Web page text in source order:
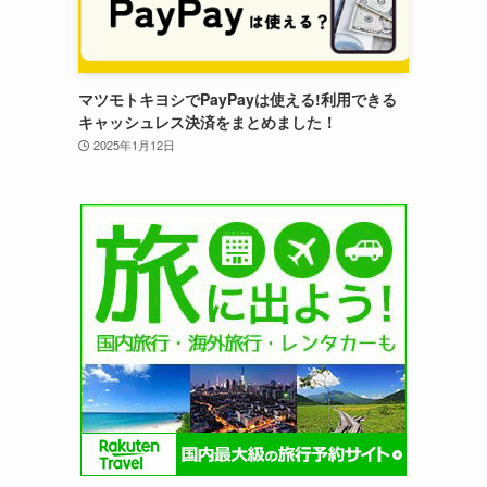
マツモトキヨシでPayPayは使える!利用できる
キャッシュレス決済をまとめました！
2025年1月12日